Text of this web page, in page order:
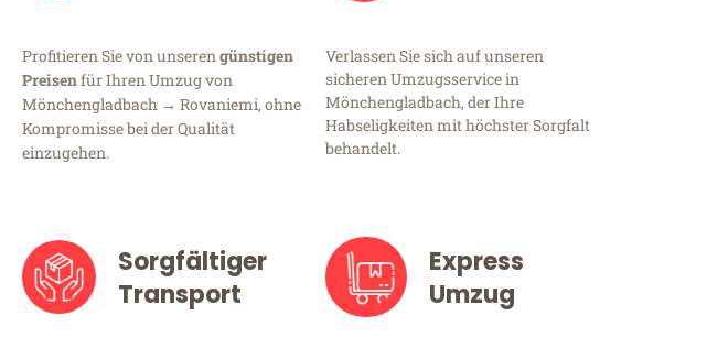
Profitieren Sie von unserengünstigen
Preisenfür Ihren Umzug von
Mönchengladbach → Rovaniemi, ohne
Kompromisse bei der Qualität
einzugehen.
Verlassen Sie sich auf unseren
sicheren Umzugsservice in
Mönchengladbach, der Ihre
Habseligkeiten mit höchster Sorgfalt
behandelt.
Sorgfältiger
Transport
Express
Umzug